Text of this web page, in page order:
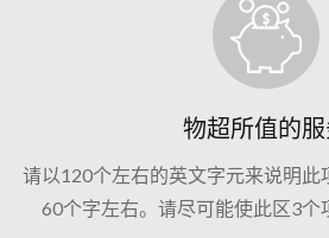
物超所值的
请以120个左右的英文字元来说明此
60个字左右。请尽可能使此区3个